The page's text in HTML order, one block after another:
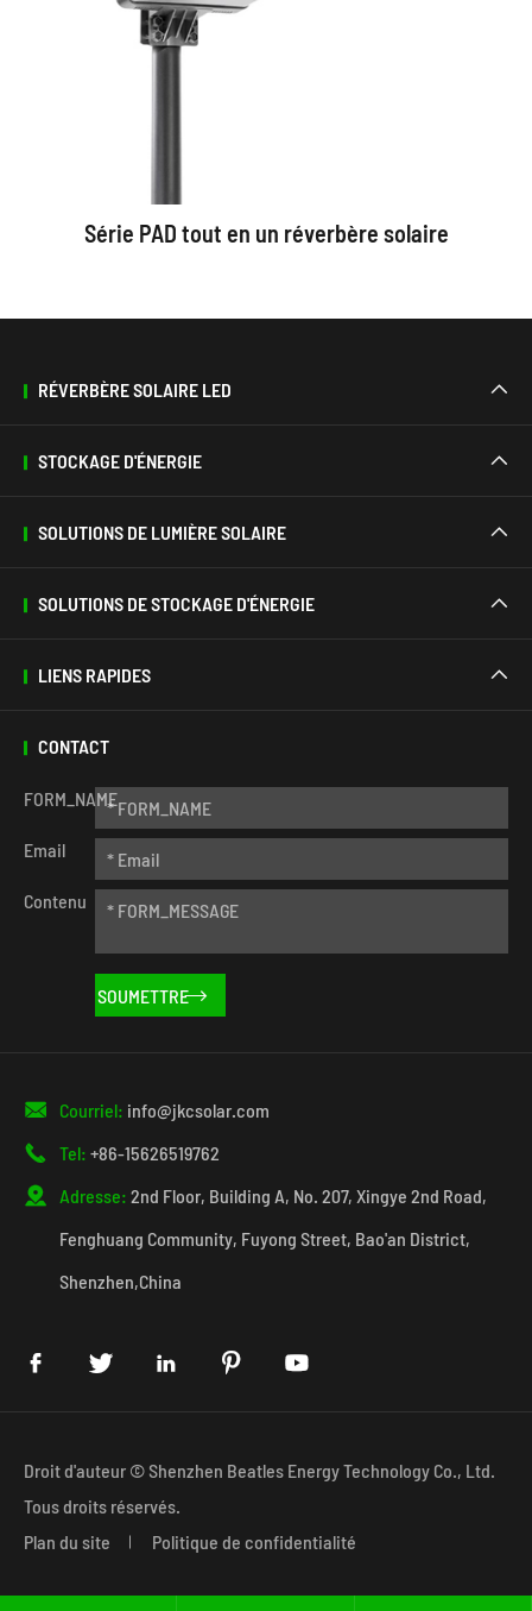
Série PAD tout en un réverbère solaire
RÉVERBÈRE SOLAIRE LED 
STOCKAGE D'ÉNERGIE 
SOLUTIONS DE LUMIÈRE SOLAIRE 
SOLUTIONS DE STOCKAGE D'ÉNERGIE 
LIENS RAPIDES 
CONTACT
FORM_NAME
Email
Contenu

 Courriel: info@jkcsolar.com
 Tel: +86-15626519762
 Adresse: 2nd Floor, Building A, No. 207, Xingye 2nd Road,
Fenghuang Community, Fuyong Street, Bao'an District,
Shenzhen,China
    
Droit d'auteur © Shenzhen Beatles Energy Technology Co., Ltd.
Tous droits réservés.
Plan du site
Politique de confidentialité